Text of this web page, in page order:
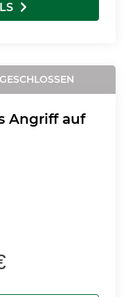
Angriff auf